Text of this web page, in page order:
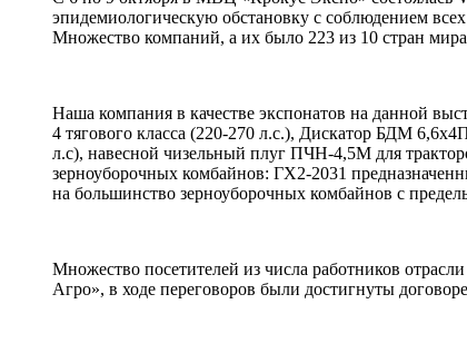
эпидемиологическую обстановку с соблюдением
Множество компаний, а их было 223 из 10 стран
Наша компания в качестве экспонатов на данной
4 тягового класса (220-270 л.с.), Дискатор БДМ
л.с), навесной чизельный плуг ПЧН-4,5М для
зерноуборочных комбайнов: ГХ2-2031
на большинство зерноуборочных комбайнов с
Множество посетителей из числа работников
Агро», в ходе переговоров были достигнуты